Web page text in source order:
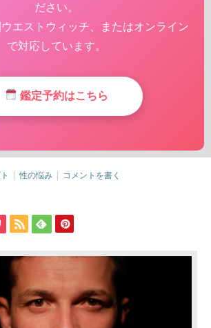
ださい。
エストウィッチ、またはオンライン
で対応しています。
鑑定予約はこちら
性の悩み コメントを書く